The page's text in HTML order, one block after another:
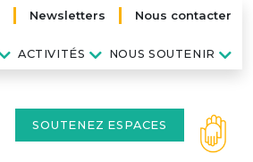
Nous contacter
Newsletters
ACTIVITÉS NOUS SOUTENIR
SOUTENEZ ESPACES